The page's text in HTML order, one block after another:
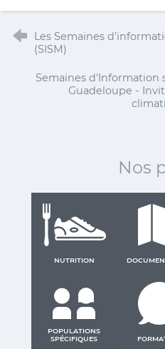
Les Semaines
(SISM)
Semaines d'Information
Guadeloupe -
Nos
NUTRITION
POPULATIONS
SPÉCIFIQUES